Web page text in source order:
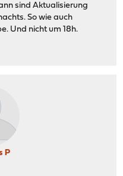
sind Aktualisierung
So wie auch
Und nicht um 18h.
P